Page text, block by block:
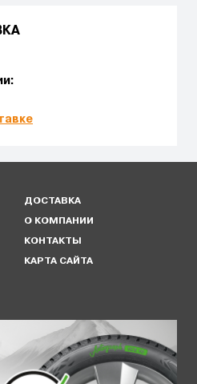
ДОСТАВКА
О КОМПАНИИ
КОНТАКТЫ
КАРТА САЙТА